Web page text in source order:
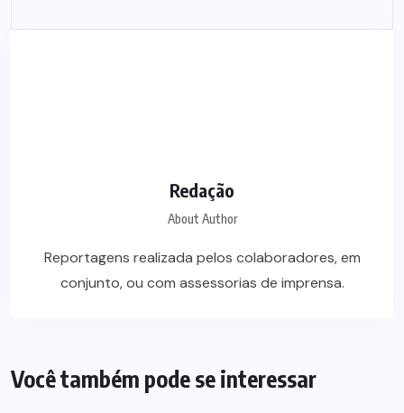
Redação
About Author
Reportagens realizada pelos colaboradores, em
conjunto, ou com assessorias de imprensa.
Você também pode se interessar